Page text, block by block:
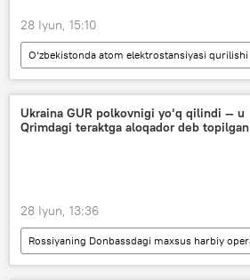
28 Iyun, 15:10
O‘zbekistonda atom elektrostansiyasi qurilishi
Atom energetikasi
AES
O‘zbekiston
ta’lim
oliy ta’lim muassasalari
Ukraina GUR polkovnigi yo‘q qilindi — u
Qrimdagi teraktga aloqador deb topilgan
28 Iyun, 13:36
Dunyo yangiliklari
Qrim